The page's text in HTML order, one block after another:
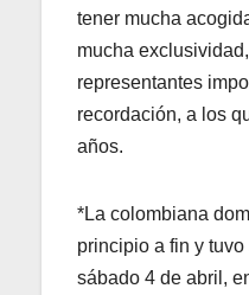
tener mucha
mucha
representantes
recordación, a los
años.
*La colombiana
principio a fin y tuvo
sábado 4 de abril,